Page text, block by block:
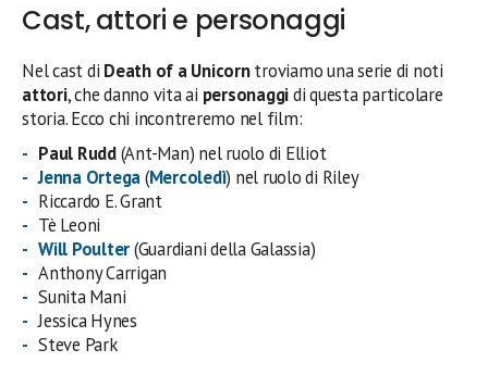
Cast, attori e personaggi
Nel cast di Death of a Unicorntroviamo una serie di noti
attori, che danno vita ai personaggidi questa particolare
storia. Ecco chi incontreremo nel film:
Paul Rudd(Ant-Man) nel ruolo di Elliot
Jenna Ortega(Mercoledì) nel ruolo di Riley
Riccardo E. Grant
Tè Leoni
Will Poulter(Guardiani della Galassia)
Anthony Carrigan
Sunita Mani
Jessica Hynes
Steve Park